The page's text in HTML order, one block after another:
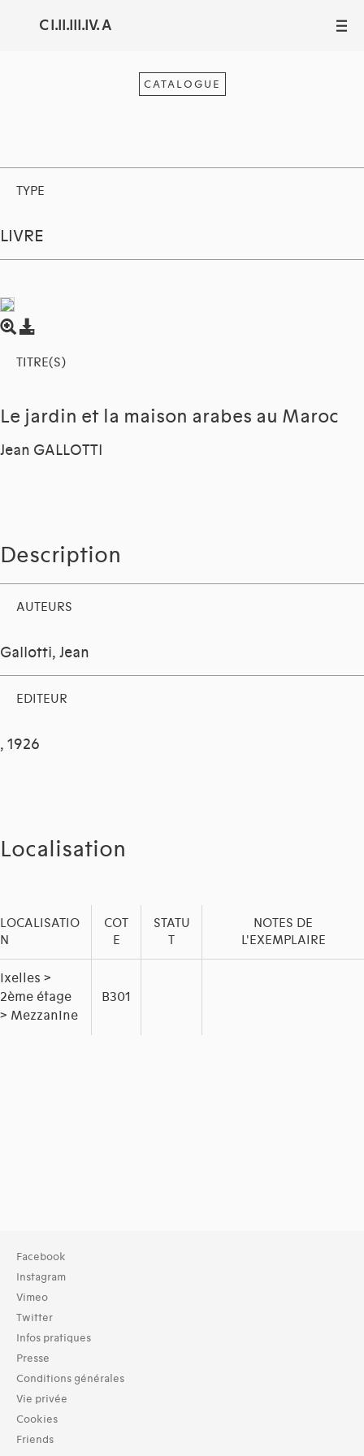
C I.II.III.IV. A III
CATALOGUE
TYPE
LIVRE
TITRE(S)
Le jardin et la maison arabes au Maroc
Jean GALLOTTI
Description
AUTEURS
Gallotti, Jean
EDITEUR
, 1926
Localisation
LOCALISATIO
N
COT
E
STATU
T
NOTES DE
L'EXEMPLAIRE
Ixelles >
2ème étage
> Mezzanine
B301
Facebook
Instagram
Vimeo
Twitter
Infos pratiques
Presse
Conditions générales
Vie privée
Cookies
Friends